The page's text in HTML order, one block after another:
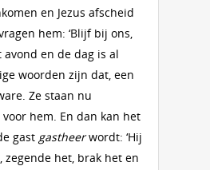
en Jezus afscheid
hem: ‘Blijf bij ons,
en de dag is al
woorden zijn dat, een
Ze staan nu
hem. En dan kan het
gast gastheerwordt: ‘Hij
zegende het, brak het en